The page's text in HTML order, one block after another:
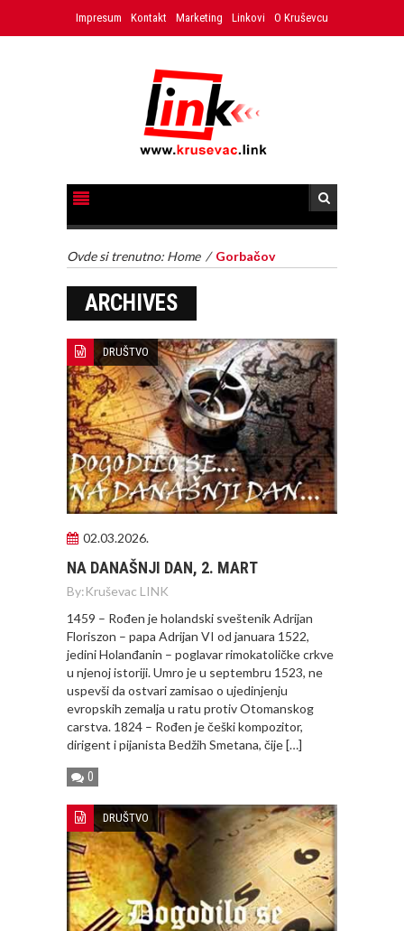
Impresum Kontakt Marketing Linkovi O Kruševcu
Ovde si trenutno: Home / Gorbačov
ARCHIVES
DRUŠTVO
02.03.2026.
NA DANAŠNJI DAN, 2. MART
By:Kruševac LINK
1459 – Rođen je holandski sveštenik Adrijan
Floriszon – papa Adrijan VI od januara 1522,
jedini Holanđanin – poglavar rimokatoličke crkve
u njenoj istoriji. Umro je u septembru 1523, ne
uspevši da ostvari zamisao o ujedinjenju
evropskih zemalja u ratu protiv Otomanskog
carstva. 1824 – Rođen je češki kompozitor,
dirigent i pijanista Bedžih Smetana, čije […]
0
DRUŠTVO